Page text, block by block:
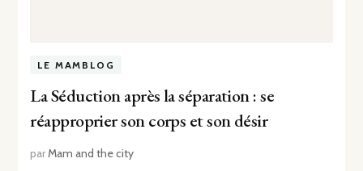
LE MAMBLOG
La Séduction après la séparation : se
réapproprier son corps et son désir
parMam and the city